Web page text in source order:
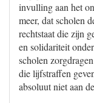
invulling aan het
meer, dat scholen
rechtstaat die zijn
en solidariteit
scholen
die lijfstraffen
absoluut niet aan